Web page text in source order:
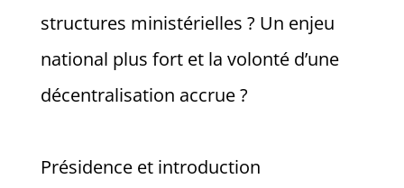
structures ministérielles ? Un enjeu
national plus fort et la volonté d’une
décentralisation accrue ?
Présidence et introduction